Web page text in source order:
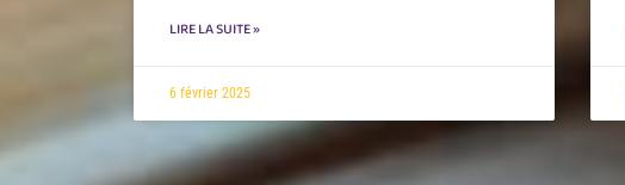
LIRE LA SUITE »
6 février 2025